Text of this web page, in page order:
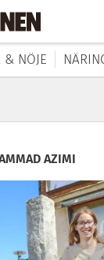
& NÖJE
AZIMI